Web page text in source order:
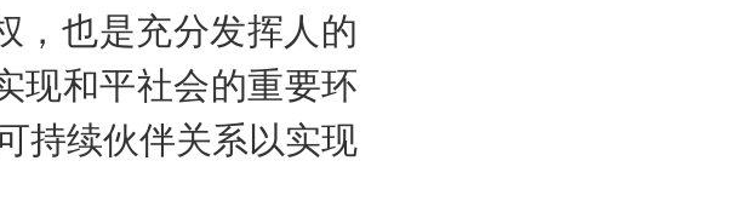
，也是充分发挥人的
现和平社会的重要环
持续伙伴关系以实现